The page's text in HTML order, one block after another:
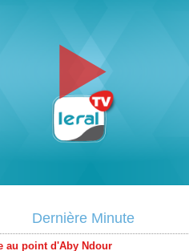
Dernière Minute
de sa fille et retraite spirituelle après
: Tout savoir sur le communiqué de
Mountakha Mbacké